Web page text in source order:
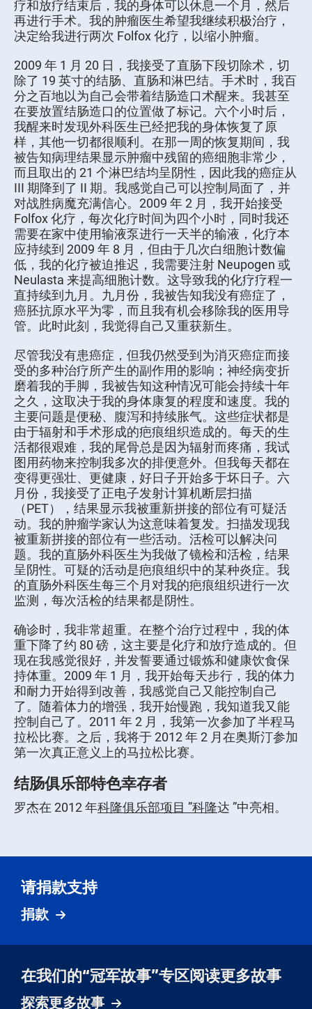
疗和放疗结束后，我的身体可以休息一个月，然后
再进行手术。我的肿瘤医生希望我继续积极治疗，
决定给我进行两次 Folfox 化疗，以缩小肿瘤。
2009 年 1 月 20 日，我接受了直肠下段切除术，切
除了 19 英寸的结肠、直肠和淋巴结。手术时，我百
分之百地以为自己会带着结肠造口术醒来。我甚至
在要放置结肠造口的位置做了标记。六个小时后，
我醒来时发现外科医生已经把我的身体恢复了原
样，其他一切都很顺利。在那一周的恢复期间，我
被告知病理结果显示肿瘤中残留的癌细胞非常少，
而且取出的 21 个淋巴结均呈阴性，因此我的癌症从
III 期降到了 II 期。我感觉自己可以控制局面了，并
对战胜病魔充满信心。2009 年 2 月，我开始接受
Folfox 化疗，每次化疗时间为四个小时，同时我还
需要在家中使用输液泵进行一天半的输液，化疗本
应持续到 2009 年 8 月，但由于几次白细胞计数偏
低，我的化疗被迫推迟，我需要注射 Neupogen 或
Neulasta 来提高细胞计数。这导致我的化疗疗程一
直持续到九月。九月份，我被告知我没有癌症了，
癌胚抗原水平为零，而且我有机会移除我的医用导
管。此时此刻，我觉得自己又重获新生。
尽管我没有患癌症，但我仍然受到为消灭癌症而接
受的多种治疗所产生的副作用的影响；神经病变折
磨着我的手脚，我被告知这种情况可能会持续十年
之久，这取决于我的身体康复的程度和速度。我的
主要问题是便秘、腹泻和持续胀气。这些症状都是
由于辐射和手术形成的疤痕组织造成的。每天的生
活都很艰难，我的尾骨总是因为辐射而疼痛，我试
图用药物来控制我多次的排便意外。但我每天都在
变得更强壮、更健康，好日子开始多于坏日子。六
月份，我接受了正电子发射计算机断层扫描
（PET），结果显示我被重新拼接的部位有可疑活
动。我的肿瘤学家认为这意味着复发。扫描发现我
被重新拼接的部位有一些活动。活检可以解决问
题。我的直肠外科医生为我做了镜检和活检，结果
呈阴性。可疑的活动是疤痕组织中的某种炎症。我
的直肠外科医生每三个月对我的疤痕组织进行一次
监测，每次活检的结果都是阴性。
确诊时，我非常超重。在整个治疗过程中，我的体
重下降了约 80 磅，这主要是化疗和放疗造成的。但
现在我感觉很好，并发誓要通过锻炼和健康饮食保
持体重。2009 年 1 月，我开始每天步行，我的体力
和耐力开始得到改善，我感觉自己又能控制自己
了。随着体力的增强，我开始慢跑，我知道我又能
控制自己了。2011 年 2 月，我第一次参加了半程马
拉松比赛。之后，我将于 2012 年 2 月在奥斯汀参加
第一次真正意义上的马拉松比赛。
结肠俱乐部特色幸存者
罗杰在 2012 年科隆俱乐部项目 ”科隆达 ”中亮相。
请捐款支持
捐款
在我们的“冠军故事”专区阅读更多故事
探索更多故事